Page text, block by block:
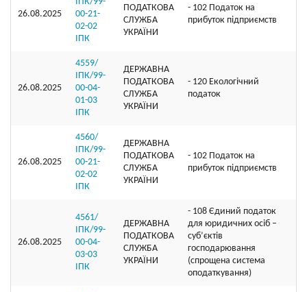
26.08.2025
00-21-
02-02
ІПК
ПОДАТКОВА
СЛУЖБА
УКРАЇНИ
- 102 Податок на
прибуток підприємств
26.08.2025
4559/
ІПК/99-
00-04-
01-03
ІПК
ДЕРЖАВНА
ПОДАТКОВА
СЛУЖБА
УКРАЇНИ
- 120 Екологічний
податок
26.08.2025
4560/
ІПК/99-
00-21-
02-02
ІПК
ДЕРЖАВНА
ПОДАТКОВА
СЛУЖБА
УКРАЇНИ
- 102 Податок на
прибуток підприємств
26.08.2025
4561/
ІПК/99-
00-04-
03-03
ІПК
ДЕРЖАВНА
ПОДАТКОВА
СЛУЖБА
УКРАЇНИ
- 108 Єдиний податок
для юридичних осіб –
суб’єктів
господарювання
(спрощена система
оподаткування)